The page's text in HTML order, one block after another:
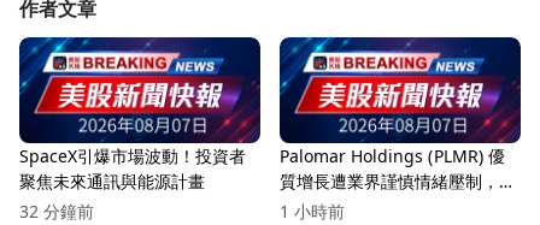
作者文章
SpaceX引爆市場波動！投資者
聚焦未來通訊與能源計畫
32 分鐘前
Palomar Holdings (PLMR) 優
質增長遭業界謹慎情緒壓制，投
資者該如何反應？
1 小時前